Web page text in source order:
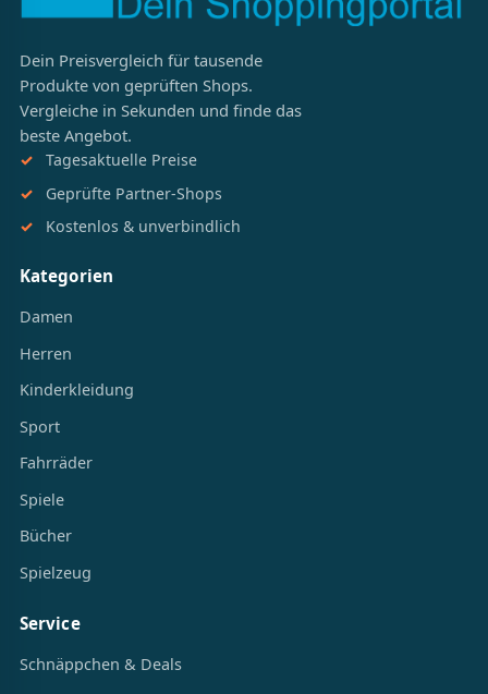
Dein Preisvergleich für tausende
Produkte von geprüften Shops.
Vergleiche in Sekunden und finde das
beste Angebot.
Tagesaktuelle Preise
Geprüfte Partner-Shops
Kostenlos & unverbindlich
Kategorien
Damen
Herren
Kinderkleidung
Sport
Fahrräder
Spiele
Bücher
Spielzeug
Service
Schnäppchen & Deals